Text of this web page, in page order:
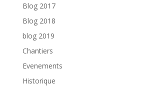
Blog 2017
Blog 2018
blog 2019
Chantiers
Evenements
Historique